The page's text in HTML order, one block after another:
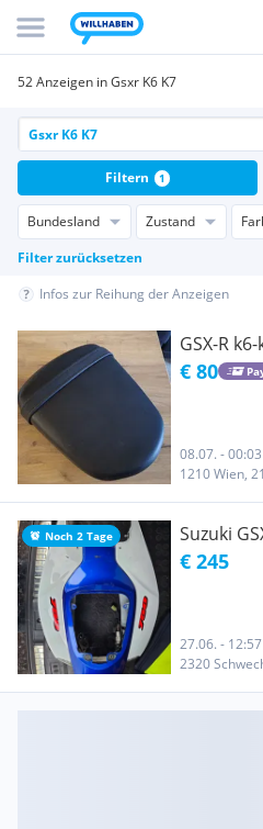
52 Anzeigen in Gsxr K6 K7
Bundesland Zustand
Filter zurücksetzen
Filtern 1
Infos zur Reihung der Anzeigen
GSX-R
€ 80
08.07. -
1210 Wien,
Noch 2 Tage Suzuki
€ 245
27.06. -
2320